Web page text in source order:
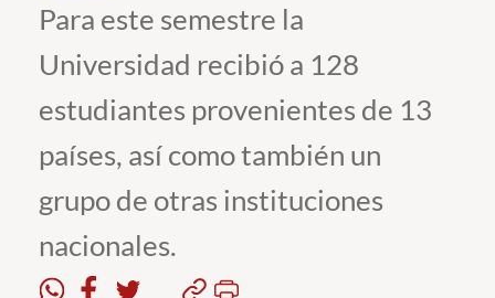
Admisión
Pregrado
Postgrado
Formación Continua
Estudiantes
Para este semestre la
Universidad recibió a 128
estudiantes provenientes de 13
países, así como también un
grupo de otras instituciones
nacionales.